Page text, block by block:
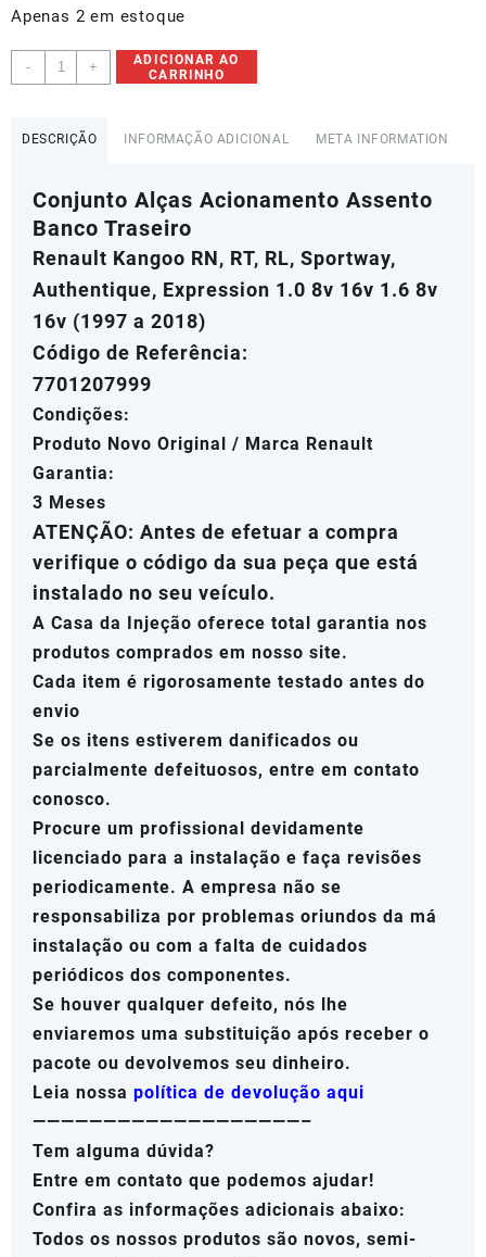
Apenas 2 em estoque
-
Alças
Acionamento
Banco
Traseiro
Kangoo
-
quantidade
+
ADICIONAR AO
CARRINHO
DESCRIÇÃO INFORMAÇÃO ADICIONAL META INFORMATION
Conjunto Alças Acionamento Assento
Banco Traseiro
Renault Kangoo RN, RT, RL, Sportway,
Authentique, Expression 1.0 8v 16v 1.6 8v
16v (1997 a 2018)
Código de Referência:
7701207999
Condições:
Produto Novo Original / Marca Renault
Garantia:
3 Meses
ATENÇÃO: Antes de efetuar a compra
verifique o código da sua peça que está
instalado no seu veículo.
A Casa da Injeção oferece total garantia nos
produtos comprados em nosso site.
Cada item é rigorosamente testado antes do
envio
Se os itens estiverem danificados ou
parcialmente defeituosos, entre em contato
conosco.
Procure um profissional devidamente
licenciado para a instalação e faça revisões
periodicamente. A empresa não se
responsabiliza por problemas oriundos da má
instalação ou com a falta de cuidados
periódicos dos componentes.
Se houver qualquer defeito, nós lhe
enviaremos uma substituição após receber o
pacote ou devolvemos seu dinheiro.
Leia nossa política de devolução aqui
———————————————————–
Tem alguma dúvida?
Entre em contato que podemos ajudar!
Confira as informações adicionais abaixo:
Todos os nossos produtos são novos, semi-